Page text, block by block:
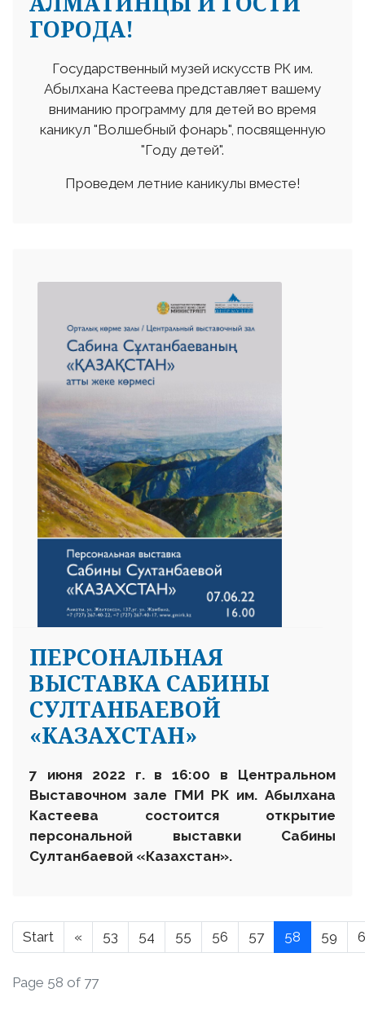
ГОРОДА!
Государственный музей искусств РК им.
Абылхана Кастеева представляет вашему
вниманию программу для детей во время
каникул "Волшебный фонарь", посвященную
"Году детей".
Проведем летние каникулы вместе!
ПЕРСОНАЛЬНАЯ
ВЫСТАВКА САБИНЫ
СУЛТАНБАЕВОЙ
«КАЗАХСТАН»
7 июня 2022 г. в 16:00 в Центральном
Выставочном зале ГМИ РК им. Абылхана
Кастеева состоится открытие
персональной выставки
Сабины
Султанбаевой «Казахстан».
Start « 53 54 55 56 57 58 59
Page 58 of 77